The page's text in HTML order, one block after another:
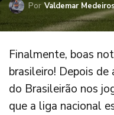
Por Valdemar
Finalmente, boas
brasileiro! Depois de
do Brasileirão nos
que a liga nacional